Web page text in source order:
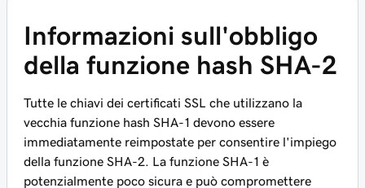
Informazioni sull'obbligo
della funzione hash SHA-2
Tutte le chiavi dei certificati SSL che utilizzano la
vecchia funzione hash SHA-1 devono essere
immediatamente reimpostate per consentire l'impiego
della funzione SHA-2. La funzione SHA-1 è
potenzialmente poco sicura e può compromettere